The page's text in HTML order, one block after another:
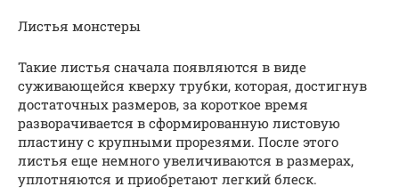
Листья монстеры
Такие листья сначала появляются в виде
суживающейся кверху трубки, которая, достигнув
достаточных размеров, за короткое время
разворачивается в сформированную листовую
пластину с крупными прорезями. После этого
листья еще немного увеличиваются в размерах,
уплотняются и приобретают легкий блеск.